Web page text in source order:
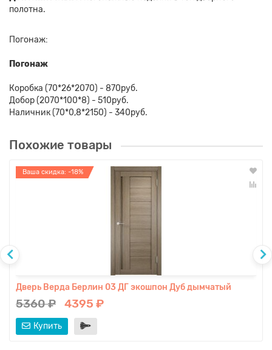
полотна.
Погонаж:
Погонаж
Коробка (70*26*2070) - 870руб.
Добор (2070*100*8) - 510руб.
Наличник (70*0,8*2150) - 340руб.
Похожие товары
Ваша скидка: -18%
Дверь Верда Берлин 03 ДГ экошпон Дуб дымчатый
5360 ₽ 4395 ₽
Купить